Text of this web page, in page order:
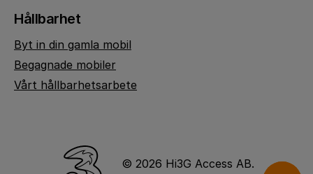
Hållbarhet
Byt in din gamla mobil
Begagnade mobiler
Vårt hållbarhetsarbete
© 2026 Hi3G Access AB.